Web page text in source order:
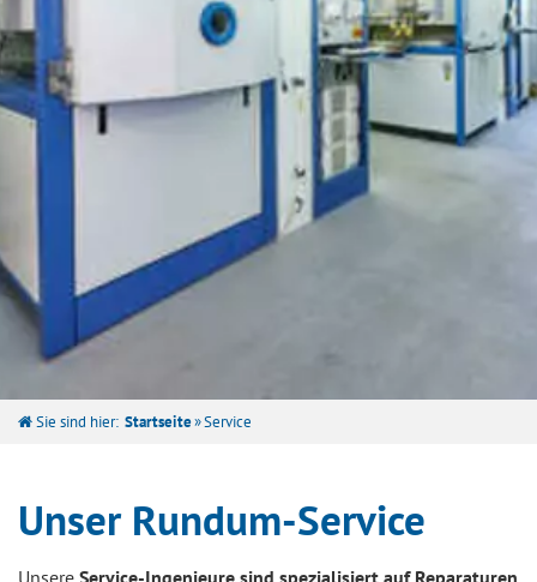
Sie sind hier: Startseite»Service
Unser Rundum-Service
Unsere Service-Ingenieure sind spezialisiert auf Reparaturen